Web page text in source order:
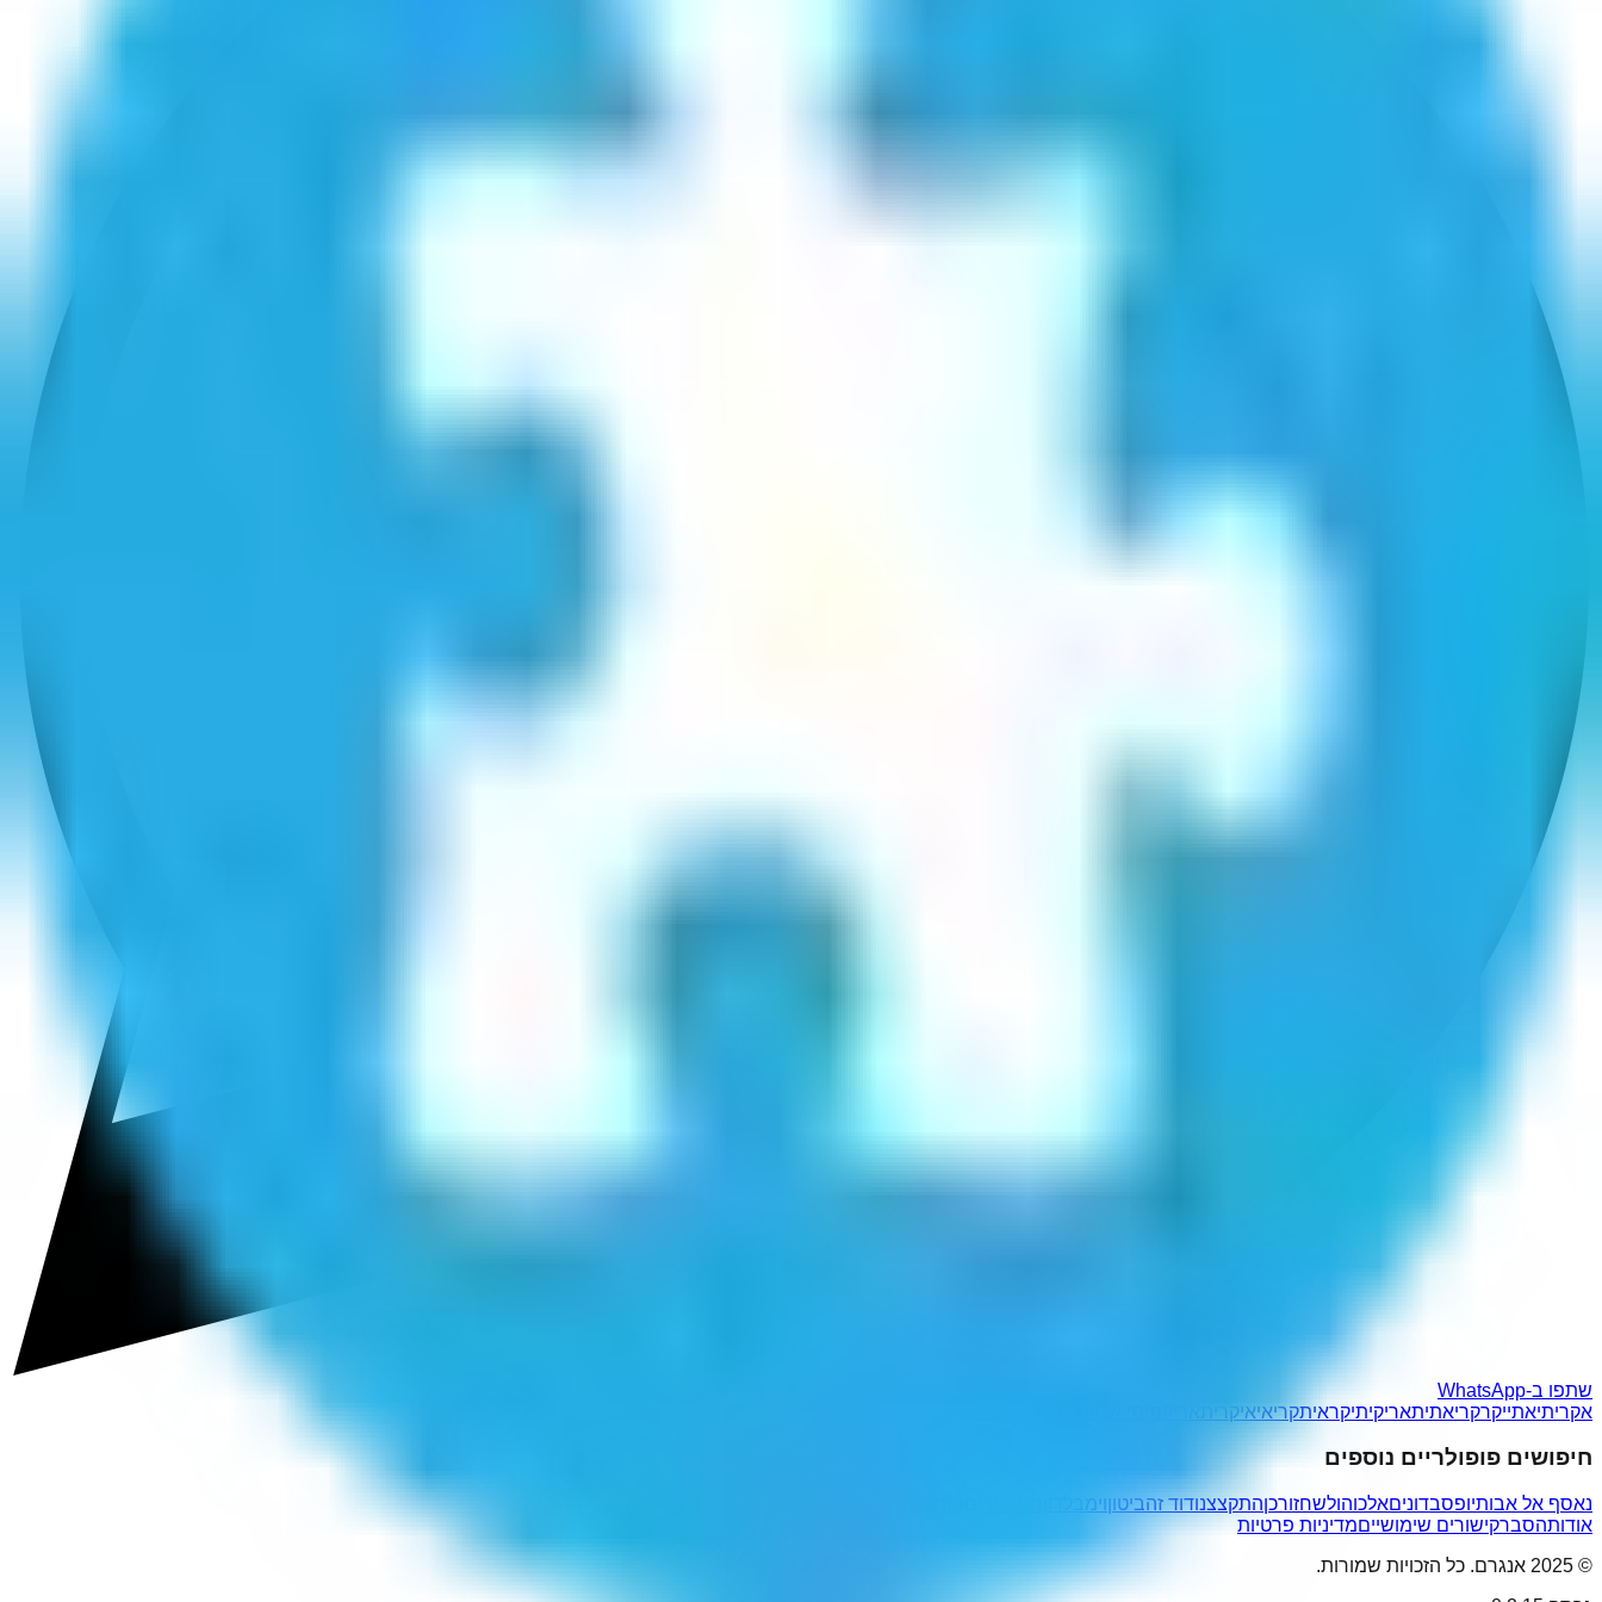
שתפו ב-WhatsApp
אקריתיאתייקרקריאתיתאריקיתיקראיתקריאיאיקרית
חיפושים פופולריים נוספים
נאסף אל אבותיופסבדוניםאלכוהולשחזורכןהתקצצנודוד זהביטוןוימבלדון
אודותהסברקישורים שימושייםמדיניות פרטיות
© 2025 אנגרם. כל הזכויות שמורות.